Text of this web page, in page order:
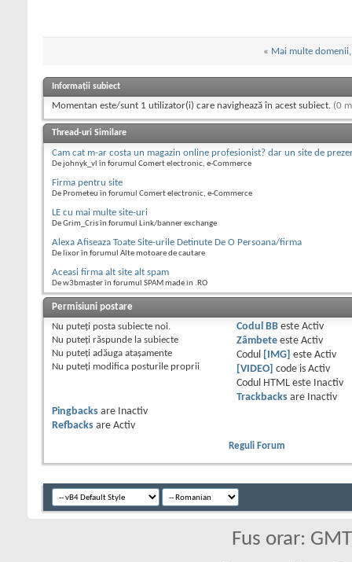
« Mai multe domenii,
Informații subiect
Momentan este/sunt 1 utilizator(i) care navighează în acest subiect. (0
Thread-uri Similare
Cam cat m-ar costa un magazin online profesionist? dar un site de
De johnyk_vl în forumul Comert electronic, e-Commerce
Firma pentru site
De Prometeu în forumul Comert electronic, e-Commerce
LE cu mai multe site-uri
De Grim_Cris în forumul Link/banner exchange
Alexa Afiseaza Toate Site-urile Detinute De O Persoana/firma
De lixor în forumul Alte motoare de cautare
Aceasi firma alt site alt spam
De w3bmaster în forumul SPAM made in .RO
Permisiuni postare
Nu puteţi posta subiecte noi.
Nu puteţi răspunde la subiecte
Nu puteţi adăuga ataşamente
Nu puteţi modifica posturile proprii
Codul BBeste Activ
Zâmbeteeste Activ
Codul
[IMG] este Activ
[VIDEO]
code is Activ
Codul HTML este
Inactiv
Trackbacksare
Inactiv
Pingbacks are
Inactiv
Refbacks are Activ
Reguli Forum
Fus orar: